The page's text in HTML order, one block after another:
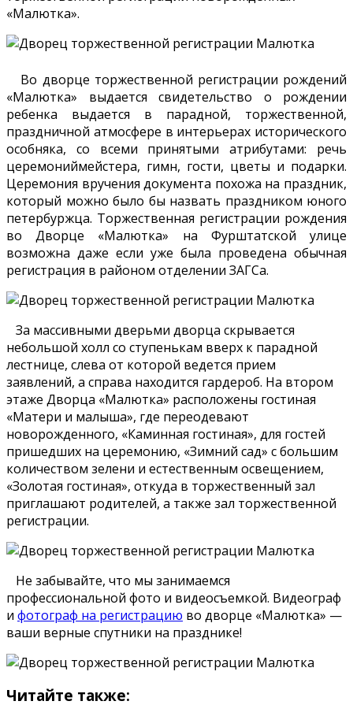
«Малютка».
Во дворце торжественной регистрации рождений
«Малютка» выдается свидетельство о рождении
ребенка выдается в парадной, торжественной,
праздничной атмосфере в интерьерах исторического
особняка, со всеми принятыми атрибутами: речь
церемониймейстера, гимн, гости, цветы и подарки.
Церемония вручения документа похожа на праздник,
который можно было бы назвать праздником юного
петербуржца. Торжественная регистрации рождения
во Дворце «Малютка» на Фурштатской улице
возможна даже если уже была проведена обычная
регистрация в районом отделении ЗАГСа.
За массивными дверьми дворца скрывается
небольшой холл со ступенькам вверх к парадной
лестнице, слева от которой ведется прием
заявлений, а справа находится гардероб. На втором
этаже Дворца «Малютка» расположены гостиная
«Матери и малыша», где переодевают
новорожденного, «Каминная гостиная», для гостей
пришедших на церемонию, «Зимний сад» с большим
количеством зелени и естественным освещением,
«Золотая гостиная», откуда в торжественный зал
приглашают родителей, а также зал торжественной
регистрации.
Не забывайте, что мы занимаемся
профессиональной фото и видеосъемкой. Видеограф
и фотограф на регистрацию во дворце «Малютка» —
ваши верные спутники на празднике!
Читайте также: